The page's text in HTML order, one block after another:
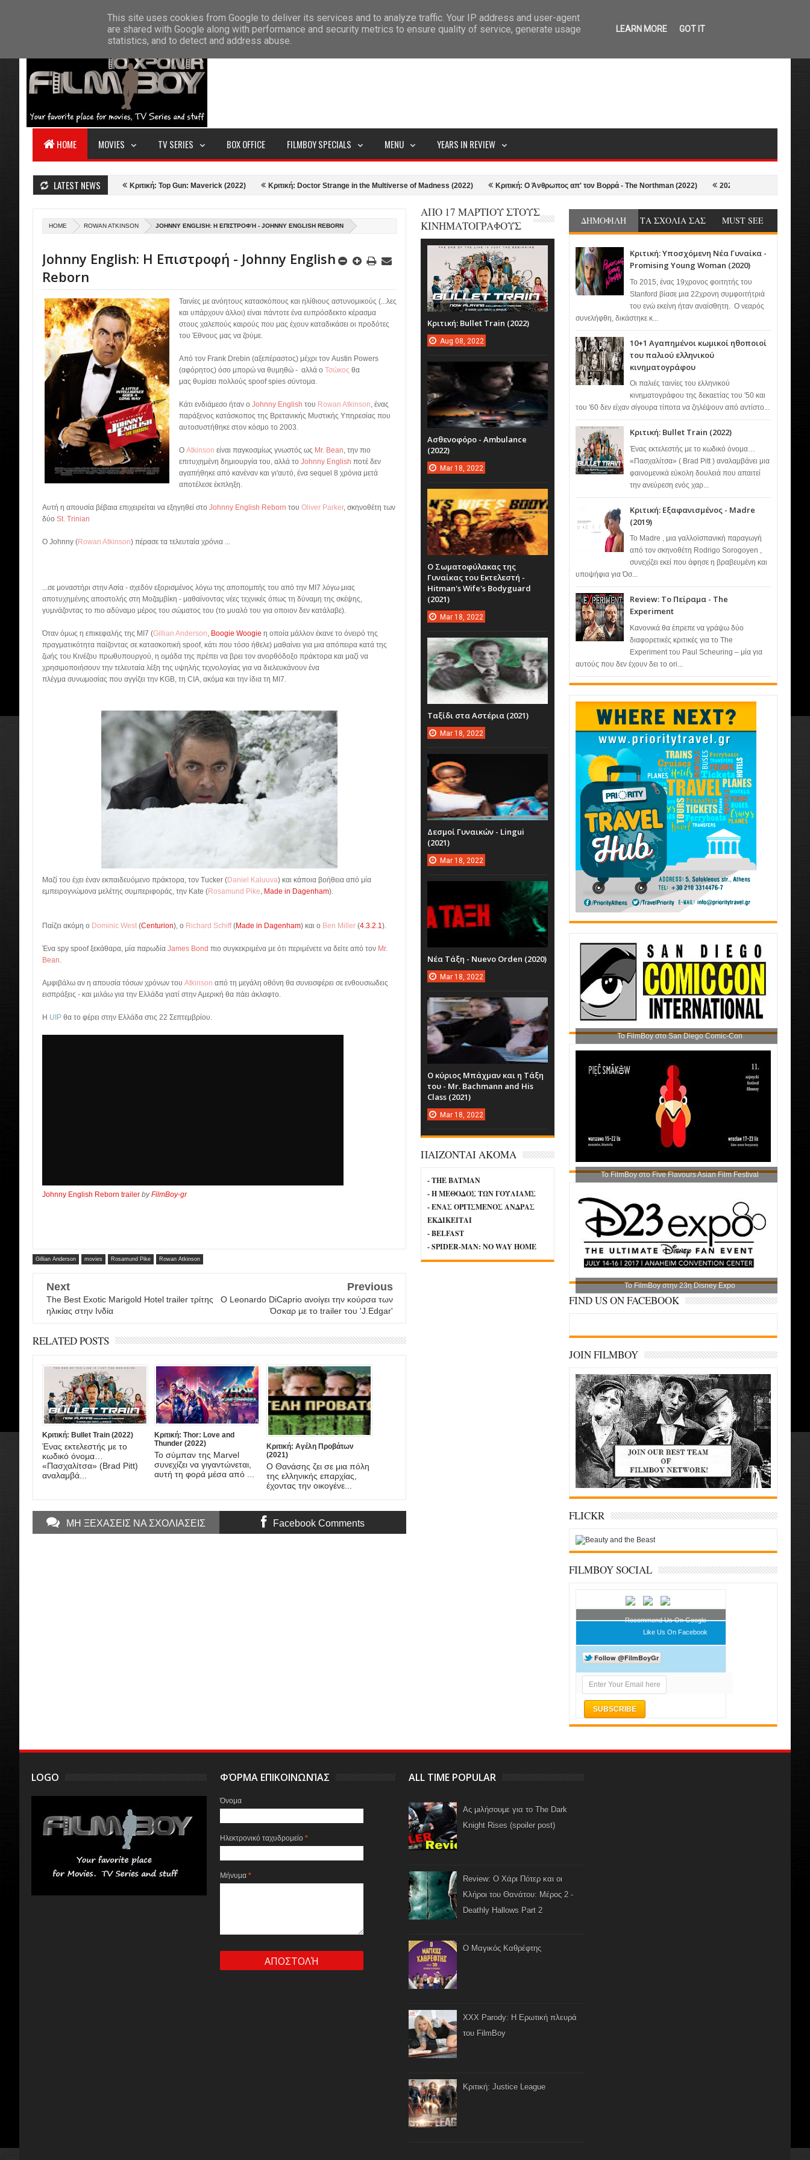
HOME ABOUT US CONTACT SITEMAP
HOME MOVIES TV SERIES BOX OFFICE FILMBOY SPECIALS MENU YEARS IN REVIEW
LATEST NEWS
The Apartment (1960) Κριτική: Top Gun: Maverick (2022) Κριτική: Doctor Strange in the Multiverse of Madness (2022) Κριτική: Ο Άνθρωπος απ' τον Βορρά - The Northman (2022) 2021-22 in Review: Οι 10+1
HOME ROWAN ATKINSON JOHNNY ENGLISH: Η ΕΠΙΣΤΡΟΦΉ - JOHNNY ENGLISH REBORN
Johnny English: Η Επιστροφή - Johnny English
Reborn
Ταινίες με ανόητους κατασκόπους και ηλίθιους αστυνομικούς (...λες
και υπάρχουν άλλοι) είναι πάντοτε ένα ευπρόσδεκτο κέρασμα
στους χαλεπούς καιρούς που μας έχουν καταδικάσει οι προδότες
του Έθνους μας να ζούμε.
Από τον Frank Drebin (αξεπέραστος) μέχρι τον Austin Powers
(αφόρητος) όσο μπορώ να θυμηθώ - αλλά ο Τσώκος θα
μας θυμίσει πολλούς spoof spies σύντομα.
Κάτι ενδιάμεσο ήταν ο Johnny English του Rowan Atkinson, ένας
παράξενος κατάσκοπος της Βρετανικής Μυστικής Υπηρεσίας που
αυτοσυστήθηκε στον κόσμο το 2003.
Ο Atkinson είναι παγκοσμίως γνωστός ως Mr. Bean, την πιο
επιτυχημένη δημιουργία του, αλλά το Johnny English ποτέ δεν
αγαπήθηκε από κανέναν και γι'αυτό, ένα sequel 8 χρόνια μετά
αποτέλεσε έκπληξη.
Αυτή η απουσία βέβαια επιχειρείται να εξηγηθεί στο Johnny English Reborn του Oliver Parker, σκηνοθέτη των
δύο St. Trinian
Ο Johnny (Rowan Atkinson) πέρασε τα τελευταία χρόνια ...
...σε μοναστήρι στην Ασία - σχεδόν εξορισμένος λόγω της αποπομπής του από την MI7 λόγω μιας
αποτυχημένης αποστολής στη Μοζαμβίκη - μαθαίνοντας νέες τεχνικές όπως τη δύναμη της σκέψης,
γυμνάζοντας το πιο αδύναμο μέρος του σώματος του (το μυαλό του για οποιον δεν κατάλαβε).
Όταν όμως η επικεφαλής της MI7 (Gillian Anderson, Boogie Woogie η οποία μάλλον έκανε το όνειρό της
πραγματικότητα παίζοντας σε κατασκοπική spoof, κάτι που τόσο ήθελε) μαθαίνει για μια απόπειρα κατά της
ζωής του Κινέζου πρωθυπουργού, η ομάδα της πρέπει να βρει τον ανορθόδοξο πράκτορα και μαζί να
χρησιμοποιήσουν την τελευταία λέξη της υψηλής τεχνολογίας για να διελευκάνουν ένα
πλέγμα συνωμοσίας που αγγίζει την KGB, τη CIA, ακόμα και την ίδια τη MI7.
Μαζί του έχει έναν εκπαιδευόμενο πράκτορα, τον Tucker (Daniel Kaluuva) και κάποια βοήθεια από μία
εμπειρογνώμονα μελέτης συμπεριφοράς, την Kate (Rosamund Pike Made in Dagenham).
Παίζει ακόμη ο Dominic West (Centurion), ο Richard Schiff(Made in Dagenham) και ο Ben Miller (4.3.2.1 ).
Ένα spy spoof ξεκάθαρα, μία παρωδία James Bond πιο συγκεκριμένα με ότι περιμένετε να δείτε από τον Mr.
Bean
Αμφιβάλω αν η απουσία τόσων χρόνων του Atkinson από τη μεγάλη οθόνη θα συνεισφέρει σε ενθουσιωδεις
εισπράξεις - και μιλάω για την Ελλάδα γιατί στην Αμερική θα πάει άκλαφτο.
Η UIP θα το φέρει στην Ελλάδα στις 22 Σεπτεμβρίου.
Johnny English Reborn trailer byFilmBoy-gr
Gillian Anderson movies Rosamund Pike Rowan Atkinson
Next
The Best Exotic Marigold Hotel trailer τρίτης
ηλικίας στην Ινδία
Previous
Ο Leonardo DiCaprio ανοίγει την κούρσα των
Όσκαρ με το trailer του 'J.Edgar'
RELATED POSTS
Κριτική: Bullet Train (2022)
Ένας εκτελεστής με το
κωδικό όνομα…
«Πασχαλίτσα» (Brad Pitt)
αναλαμβά...
Κριτική: Thor: Love and
Thunder (2022)
Το σύμπαν της Marvel
συνεχίζει να γιγαντώνεται,
αυτή τη φορά μέσα από ...
Κριτική: Αγέλη Προβάτων
(2021)
Ο Θανάσης ζει σε μια πόλη
της ελληνικής επαρχίας,
έχοντας την οικογένε...
ΜΗ ΞΕΧΑΣΕΙΣ ΝΑ ΣΧΟΛΙΑΣΕΙΣ Facebook Comments
ΔΗΜΟΦΙΛΗ ΤΑ ΣΧΟΛΙΑ ΣΑΣ MUST SEE
Κριτική: Υποσχόμενη Νέα Γυναίκα -
Promising Young Woman (2020)
Το 2015, ένας 19χρονος φοιτητής του
Stanford βίασε μια 22χρονη συμφοιτήτριά
του ενώ εκείνη ήταν αναίσθητη. Ο νεαρός
συνελήφθη, δικάστηκε κ...
10+1 Αγαπημένοι κωμικοί ηθοποιοί
του παλιού ελληνικού
κινηματογράφου
Οι παλιές ταινίες του ελληνικού
κινηματογράφου της δεκαετίας του '50 και
του '60 δεν είχαν σίγουρα τίποτα να ζηλέψουν από αντίστο...
Κριτική: Bullet Train (2022)
Ένας εκτελεστής με το κωδικό όνομα…
«Πασχαλίτσα» ( Brad Pitt ) αναλαμβάνει μια
φαινομενικά εύκολη δουλειά που απαιτεί
την ανεύρεση ενός χαρ...
Κριτική: Εξαφανισμένος - Madre
(2019)
Το Madre , μια γαλλοϊσπανική παραγωγή
από τον σκηνοθέτη Rodrigo Sorogoyen ,
συνεχίζει εκεί που άφησε η βραβευμένη και
υποψήφια για Όσ...
Review: Το Πείραμα - The
Experiment
Κανονικά θα έπρεπε να γράψω δύο
διαφορετικές κριτικές για το The
Experiment του Paul Scheuring – μία για
αυτούς που δεν έχουν δει το ori...
Το FilmBoy στο San Diego Comic-Con
Το FilmBoy στο Five Flavours Asian Film Festival
Το FilmBoy στην 23η Disney Expo
FIND US ON FACEBOOK
JOIN FILMBOY
FLICKR
FILMBOY SOCIAL
Recommend Us On Google
Like Us On Facebook
ΑΠΟ 17 ΜΑΡΤΙΟΥ ΣΤΟΥΣ
ΚΙΝΗΜΑΤΟΓΡΑΦΟΥΣ
Κριτική: Bullet Train (2022)
Aug 08, 2022
Ασθενοφόρο - Ambulance
(2022)
Mar 18, 2022
Ο Σωματοφύλακας της
Γυναίκας του Εκτελεστή -
Hitman's Wife's Bodyguard
(2021)
Mar 18, 2022
Ταξίδι στα Αστέρια (2021)
Mar 18, 2022
Δεσμοί Γυναικών - Lingui
(2021)
Mar 18, 2022
Νέα Τάξη - Nuevo Orden (2020)
Mar 18, 2022
Ο κύριος Μπάχμαν και η Τάξη
του - Mr. Bachmann and His
Class (2021)
Mar 18, 2022
ΠΑΙΖΟΝΤΑΙ ΑΚΟΜΑ
- THE BATMAN
- Η ΜΕΘΟΔΟΣ ΤΩΝ ΓΟΥΛΙΑΜΣ
- ΕΝΑΣ ΟΡΓΙΣΜΕΝΟΣ ΑΝΔΡΑΣ
ΕΚΔΙΚΕΙΤΑΙ
- BELFAST
- SPIDER-MAN: NO WAY HOME
LOGO ΦΌΡΜΑ ΕΠΙΚΟΙΝΩΝΊΑΣ
Όνομα
Ηλεκτρονικό ταχυδρομείο*
Μήνυμα*
ALL TIME POPULAR
Ας μιλήσουμε για το The Dark
Knight Rises (spoiler post)
Review: Ο Χάρι Πότερ και οι
Κλήροι του Θανάτου: Μέρος 2 -
Deathly Hallows Part 2
Ο Μαγικός Καθρέφτης
XXX Parody: Η Ερωτική πλευρά
του FilmBoy
Κριτική: Justice League
This site uses cookies from Google to deliver its services and to analyze traffic. Your IP address and user-agent
are shared with Google along with performance and security metrics to ensure quality of service, generate usage
statistics, and to detect and address abuse.
LEARN MORE GOT IT